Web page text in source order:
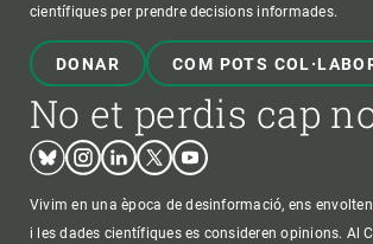
científiques per prendre decisions informades.
DONAR COM POTS
No et perdis cap
BlueskyInstagram
LinkedinTwitterYoutube
Vivim en una època de desinformació, ens
i les dades científiques es consideren opinions. Al